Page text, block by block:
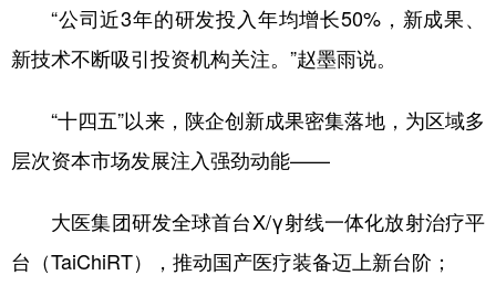
“公司近3年的研发投入年均增长50%，新成果、
新技术不断吸引投资机构关注。”赵墨雨说。
“十四五”以来，陕企创新成果密集落地，为区域多
层次资本市场发展注入强劲动能——
大医集团研发全球首台X/γ射线一体化放射治疗平
台（TaiChiRT），推动国产医疗装备迈上新台阶；